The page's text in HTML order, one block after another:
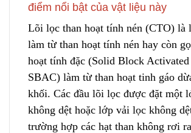
điểm nổi bật của vật liệu này
Lõi lọc than hoạt tính nén (CTO) là
làm từ than hoạt tính nén hay còn
hoạt tính đặc (Solid Block
SBAC) làm từ than hoạt tinh gáo
khối. Các đầu lõi lọc được đặt một
không dệt hoặc lớp vải lọc không
trường hợp các hạt than không rơi